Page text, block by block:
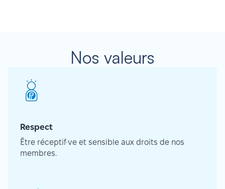
Nos valeurs
Respect
Être réceptif·ve et sensible aux droits de nos
membres.